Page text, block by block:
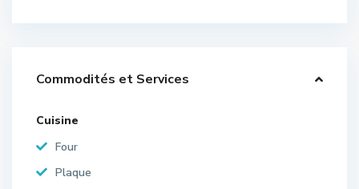
Commodités et Services
Cuisine
Four
Plaque